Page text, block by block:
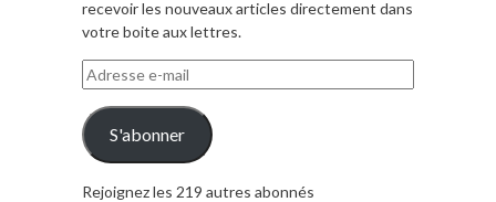
recevoir les nouveaux articles directement dans
votre boite aux lettres.
Adresse
e-
mail
S'abonner
Rejoignez les 219 autres abonnés